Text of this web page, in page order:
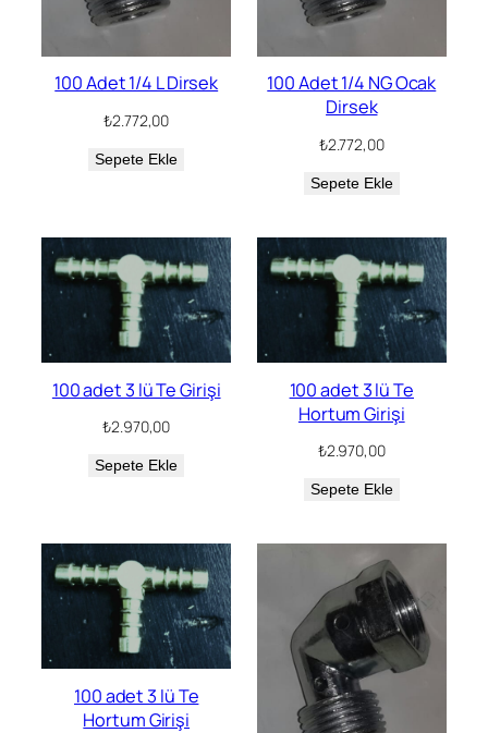
100 Adet 1/4 L Dirsek
₺2.772,00
Sepete Ekle
100 Adet 1/4 NG Ocak
Dirsek
₺2.772,00
Sepete Ekle
100 adet 3 lü Te Girişi
₺2.970,00
Sepete Ekle
100 adet 3 lü Te
Hortum Girişi
₺2.970,00
Sepete Ekle
100 adet 3 lü Te
Hortum Girişi